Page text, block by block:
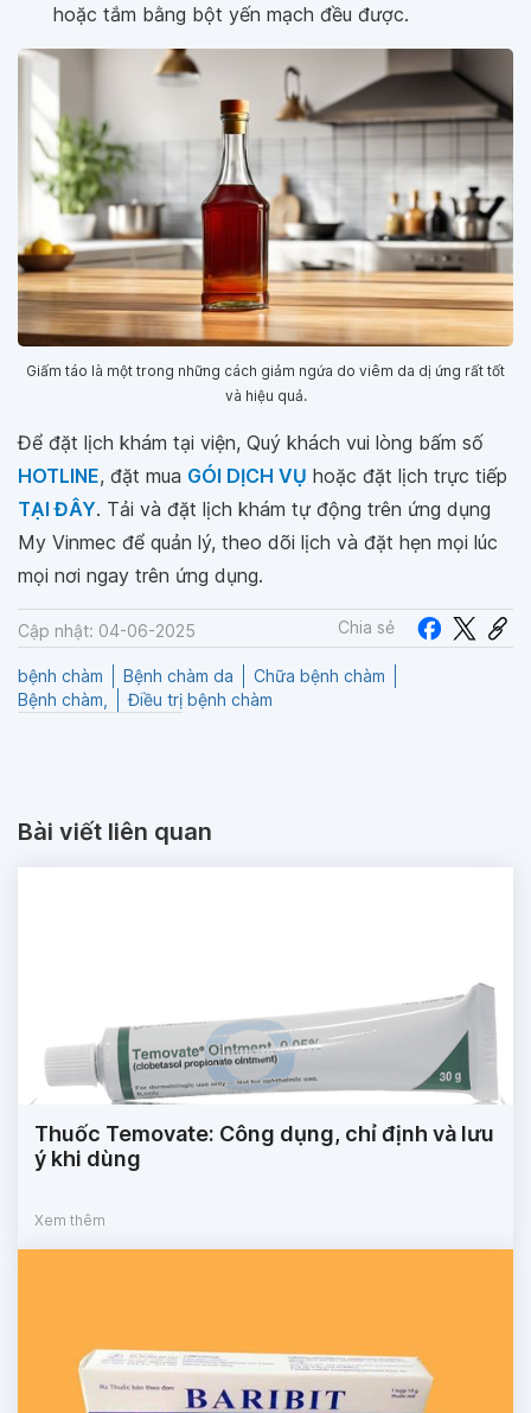
hoặc tắm bằng bột yến mạch đều được.
Giấm táo là một trong những cách giảm ngứa do viêm da dị ứng rất tốt
và hiệu quả.
Để đặt lịch khám tại viện, Quý khách vui lòng bấm số
HOTLINE, đặt mua GÓI DỊCH VỤ hoặc đặt lịch trực tiếp
TẠI ĐÂY. Tải và đặt lịch khám tự động trên ứng dụng
My Vinmec để quản lý, theo dõi lịch và đặt hẹn mọi lúc
mọi nơi ngay trên ứng dụng.
Cập nhật: 04-06-2025 Chia sẻ
bệnh chàm Bệnh chàm da
Chữa bệnh chàm
Bệnh chàm,
Điều trị bệnh chàm
Bài viết liên quan
Thuốc Temovate: Công dụng, chỉ định và lưu
ý khi dùng
Xem thêm